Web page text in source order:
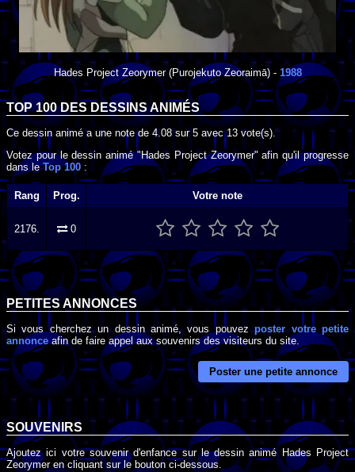
Hades Project Zeorymer(Purojekuto Zeoraimā) - 1988
TOP 100 DES DESSINS ANIMÉS
Ce dessin animé a une note de 4.08sur5 avec13 vote(s).
Votez pour le dessin animé "Hades Project Zeorymer" afin qu'il progresse
dans leTop 100 :
Rang Prog. Votre note
2176. 0
PETITES ANNONCES
Si vous cherchez un dessin animé, vous pouvezposter votre petite
annonce afin de faire appel aux souvenirs des visiteurs du site.
Poster une petite annonce
SOUVENIRS
Ajoutez ici votre souvenir d'enfance sur le dessin animé Hades Project
Zeorymer en cliquant sur le bouton ci-dessous.